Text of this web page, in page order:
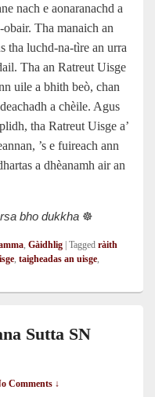
nach e aonaranachd a
Tha manaich an
tha luchd‑na‑tìre an urra
Tha an Ratreut Uisge
uile a bhith beò, chan
a chèile. Agus
tha Ratreut Uisge a’
’s e fuireach ann
a dhèanamh air an
bho dukkha ☸️
, Gàidhlig Tagged ràith
, taigheadas an uisge,
Sutta SN
Comments ↓